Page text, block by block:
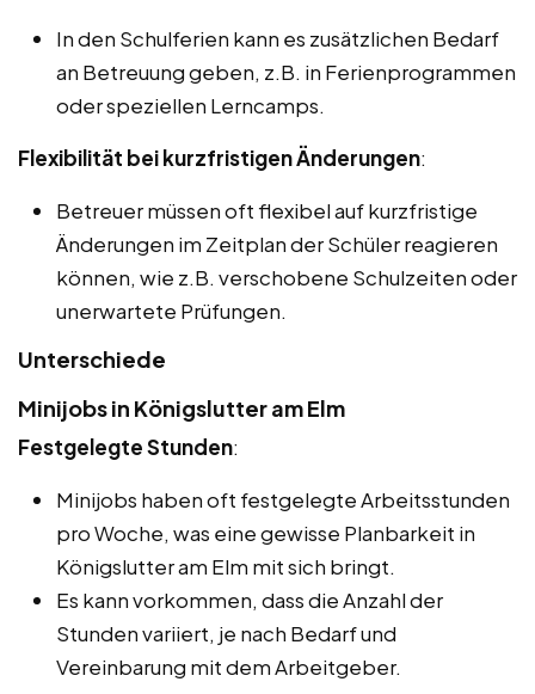
In den Schulferien kann es zusätzlichen Bedarf
an Betreuung geben, z.B. in Ferienprogrammen
oder speziellen Lerncamps.
Flexibilität bei kurzfristigen Änderungen:
Betreuer müssen oft flexibel auf kurzfristige
Änderungen im Zeitplan der Schüler reagieren
können, wie z.B. verschobene Schulzeiten oder
unerwartete Prüfungen.
Unterschiede
Minijobs in Königslutter am Elm
Festgelegte Stunden:
Minijobs haben oft festgelegte Arbeitsstunden
pro Woche, was eine gewisse Planbarkeit in
Königslutter am Elm mit sich bringt.
Es kann vorkommen, dass die Anzahl der
Stunden variiert, je nach Bedarf und
Vereinbarung mit dem Arbeitgeber.